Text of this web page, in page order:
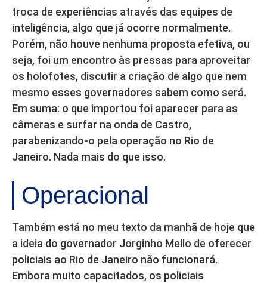
troca de experiências através das equipes de
inteligência, algo que já ocorre normalmente.
Porém, não houve nenhuma proposta efetiva, ou
seja, foi um encontro às pressas para aproveitar
os holofotes, discutir a criação de algo que nem
mesmo esses governadores sabem como será.
Em suma: o que importou foi aparecer para as
câmeras e surfar na onda de Castro,
parabenizando-o pela operação no Rio de
Janeiro. Nada mais do que isso.
Operacional
Também está no meu texto da manhã de hoje que
a ideia do governador Jorginho Mello de oferecer
policiais ao Rio de Janeiro não funcionará.
Embora muito capacitados, os policiais